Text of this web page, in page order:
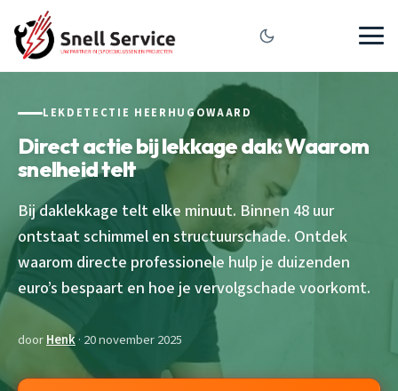
LEKDETECTIE HEERHUGOWAARD
Direct actie bij lekkage dak: Waarom
snelheid telt
Bij daklekkage telt elke minuut. Binnen 48 uur
ontstaat schimmel en structuurschade. Ontdek
waarom directe professionele hulp je duizenden
euro’s bespaart en hoe je vervolgschade voorkomt.
doorHenk· 20 november 2025